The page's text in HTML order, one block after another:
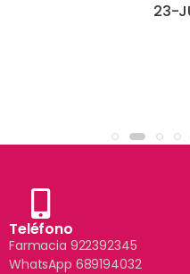
23-
Teléfono
Farmacia 922392345
WhatsApp 689194032